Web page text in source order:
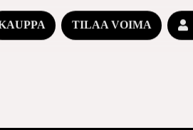
TILAA VOIMA